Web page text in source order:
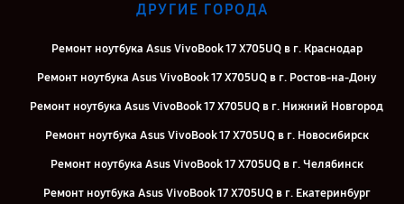
ДРУГИЕ ГОРОДА
Ремонт ноутбука Asus VivoBook 17 X705UQ в г. Краснодар
Ремонт ноутбука Asus VivoBook 17 X705UQ в г. Ростов-на-Дону
Ремонт ноутбука Asus VivoBook 17 X705UQ в г. Нижний Новгород
Ремонт ноутбука Asus VivoBook 17 X705UQ в г. Новосибирск
Ремонт ноутбука Asus VivoBook 17 X705UQ в г. Челябинск
Ремонт ноутбука Asus VivoBook 17 X705UQ в г. Екатеринбург